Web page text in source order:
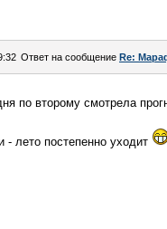
Ответ на сообщение Re:
по второму смотрела
- лето постепенно уходит